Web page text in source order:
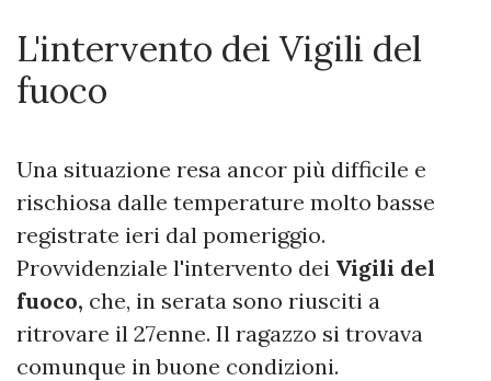
L'intervento dei Vigili del
fuoco
Una situazione resa ancor più difficile e
rischiosa dalle temperature molto basse
registrate ieri dal pomeriggio.
Provvidenziale l'intervento dei Vigili del
fuoco, che, in serata sono riusciti a
ritrovare il 27enne. Il ragazzo si trovava
comunque in buone condizioni.